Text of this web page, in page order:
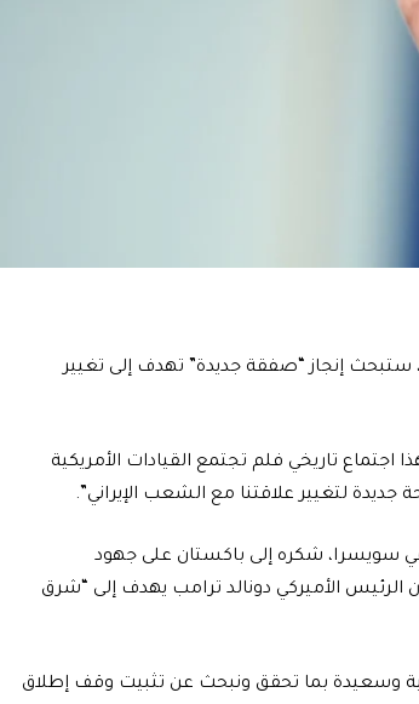
إنجاز “صفقة جديدة” تهدف إلى تغيير
تاريخي فلم تجتمع القيادات الأمريكية
لتغيير علاقتنا مع الشعب الإيراني”.
سويسرا، شكره إلى باكستان على جهود
الأميركي دونالد ترامب يهدف إلى “شرق
وسعيدة بما تحقق ونبحث عن تثبيت وقف إطلاق